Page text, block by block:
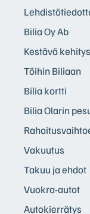
Bilia Oy Ab
Kestävä kehitys
Töihin Biliaan
Bilia kortti
Bilia Olarin
Vakuutus
Takuu ja ehdot
Vuokra-autot
Autokierrätys